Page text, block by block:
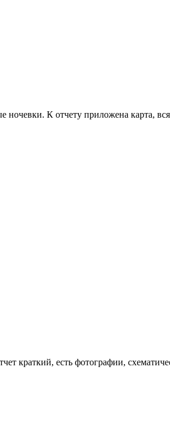
К отчету приложена карта,
краткий, есть фотографии,